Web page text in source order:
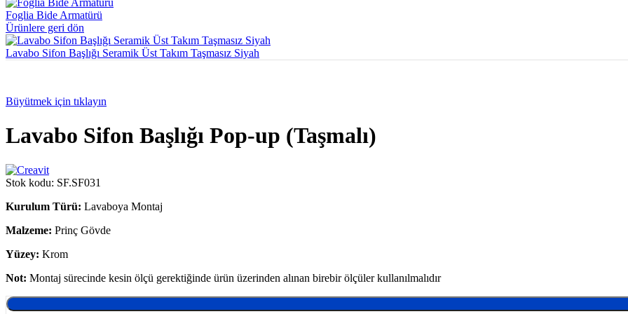
Foglia Bide Armatürü
Ürünlere geri dön
Lavabo Sifon Başlığı Seramik Üst Takım Taşmasız Siyah
Büyütmek için tıklayın
Lavabo Sifon Başlığı Pop-up (Taşmalı)
Stok kodu: SF.SF031
Kurulum Türü: Lavaboya Montaj
Malzeme: Prinç Gövde
Yüzey: Krom
Not: Montaj sürecinde kesin ölçü gerektiğinde ürün üzerinden alınan birebir ölçüler kullanılmalıdır